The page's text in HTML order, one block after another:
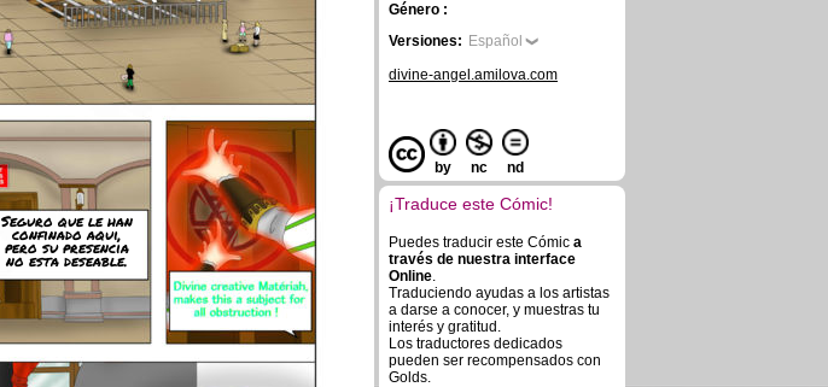
Seguro que le han
confinado aqui,
pero su presencia
no esta deseable.
Género :
Versiones: Español
divine-angel.amilova.com
by nc nd
¡Traduce este Cómic!
Puedes traducir este Cómic a
través de nuestra interface
Online.
Traduciendo ayudas a los artistas
a darse a conocer, y muestras tu
interés y gratitud.
Los traductores dedicados
pueden ser recompensados con
Golds.